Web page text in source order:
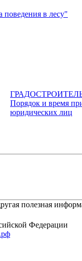
в лесу"
Порядок и время
юридических лиц
полезная
Федерации